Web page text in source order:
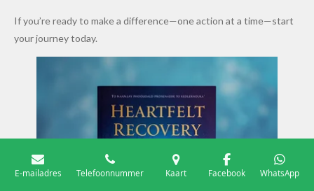
If you’re ready to make a difference—one action at a time—start
your journey today.
E-mailadres Telefoonnummer Kaart Facebook WhatsApp